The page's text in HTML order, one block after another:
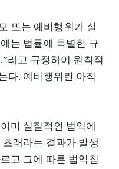
또는 예비행위가 실
는 법률에 특별한 규
라고 규정하여 원칙적
다. 예비행위란 아직
미 실질적인 법익에
래라는 결과가 발생
고 그에 따른 법익침